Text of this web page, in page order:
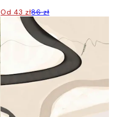
Od 43 zł86 zł